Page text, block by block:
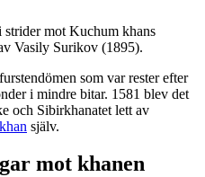
strider mot Kuchum khans
Vasily Surikov (1895).
som var rester efter
i mindre bitar. 1581 blev det
och Sibirkhanatet lett av
själv.
mot khanen